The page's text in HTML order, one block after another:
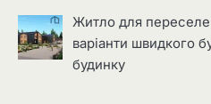
Житло для
варіанти швидкого
будинку